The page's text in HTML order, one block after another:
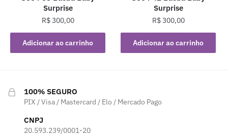
Surprise
R$300,00
Adicionar ao carrinho
Surprise
R$300,00
Adicionar ao carrinho
100% SEGURO
PIX / Visa / Mastercard / Elo / Mercado Pago
CNPJ
20.593.239/0001-20